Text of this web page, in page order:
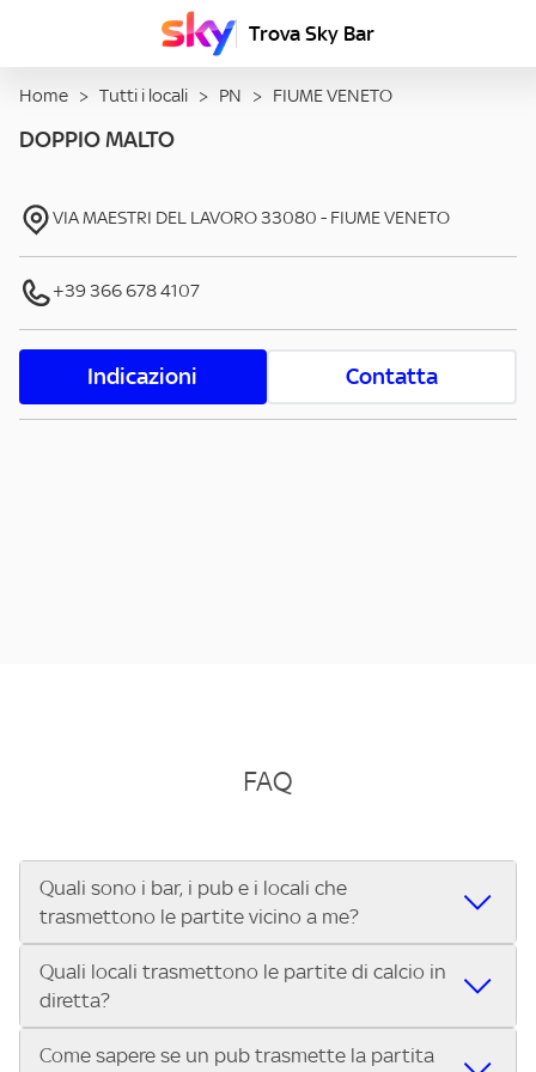
Trova Sky Bar
Home > Tutti i locali > PN > FIUME VENETO
DOPPIO MALTO
VIA MAESTRI DEL LAVORO33080 - FIUME VENETO
+39 366 678 4107
Indicazioni Contatta
FAQ
Quali sono i bar, i pub e i locali che
trasmettono le partite vicino a me?
Se cerchi un bar, pub, ristorante o locale vicino a te per
vedere le partite di Serie A ENILIVE, la Serie C Sky Wifi, la
UEFA Champions League, la UEFA Europa League, la UEFA
Conference League, il Tennis, la Formula 1®, la MotoGP™ e
Quali locali trasmettono le partite di calcio in
diretta?
Vuoi sapere quali bar, pub o ristoranti mostrano le partite
Come sapere se un pub trasmette la partita